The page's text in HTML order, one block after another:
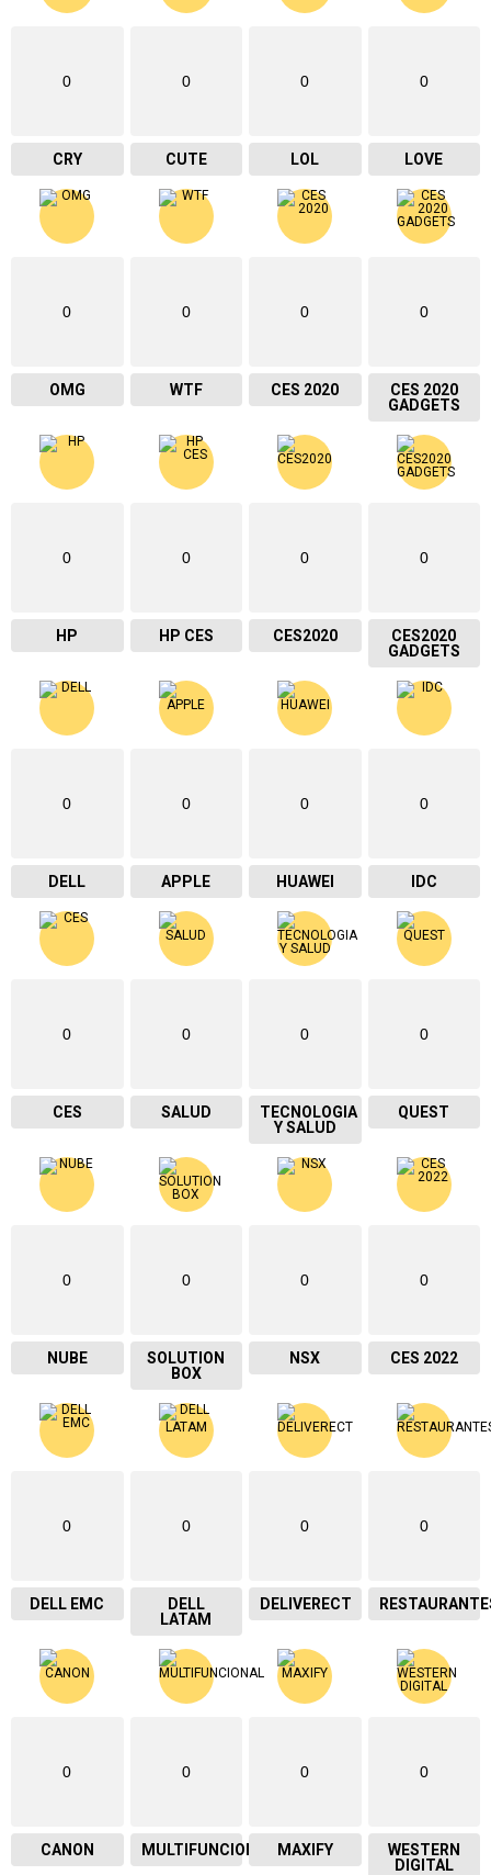
0
CRY
0
CUTE
0
LOL
0
LOVE
0
OMG
0
WTF
0
CES 2020
0
CES 2020
GADGETS
0
HP
0
HP CES
0
CES2020
0
CES2020
GADGETS
0
DELL
0
APPLE
0
HUAWEI
0
IDC
0
CES
0
SALUD
0
TECNOLOGIA
Y SALUD
0
QUEST
0
NUBE
0
SOLUTION
BOX
0
NSX
0
CES 2022
0
DELL EMC
0
DELL
LATAM
0
DELIVERECT
0
0
CANON
0
MULTIFUNCIONAL
0
MAXIFY
0
WESTERN
DIGITAL